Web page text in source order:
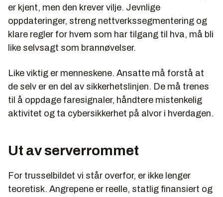
er kjent, men den krever vilje. Jevnlige
oppdateringer, streng nettverkssegmentering og
klare regler for hvem som har tilgang til hva, må bli
like selvsagt som brannøvelser.
Like viktig er menneskene. Ansatte må forstå at
de selv er en del av sikkerhetslinjen. De må trenes
til å oppdage faresignaler, håndtere mistenkelig
aktivitet og ta cybersikkerhet på alvor i hverdagen.
Ut av serverrommet
For trusselbildet vi står overfor, er ikke lenger
teoretisk. Angrepene er reelle, statlig finansiert og